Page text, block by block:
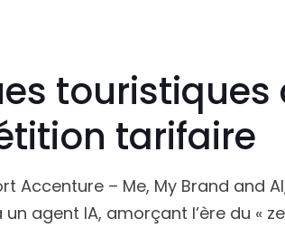
touristiques
tarifaire
Accenture – Me, My Brand and
agent IA, amorçant l’ère du «